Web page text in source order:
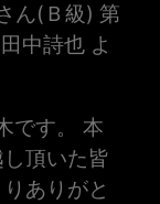
ん(Ｂ級) 第
田中詩也 よ
です。 本
頂いた皆
ありがと